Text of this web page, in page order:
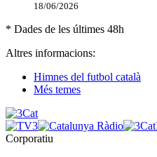
18/06/2026
* Dades de les últimes 48h
Altres informacions:
Himnes del futbol català
Més temes
Corporatiu